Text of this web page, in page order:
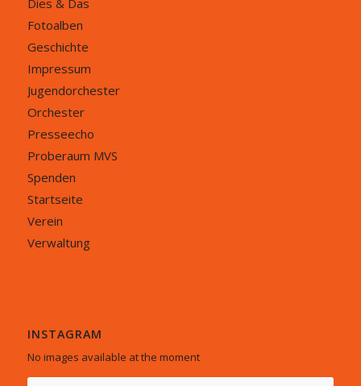
Dies & Das
Fotoalben
Geschichte
Impressum
Jugendorchester
Orchester
Presseecho
Proberaum MVS
Spenden
Startseite
Verein
Verwaltung
INSTAGRAM
No images available at the moment